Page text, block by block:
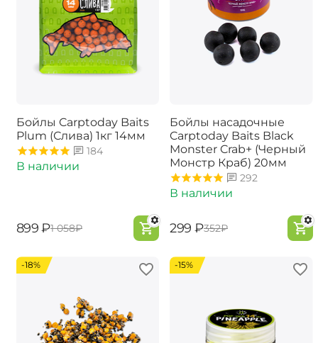
Бойлы Carptoday Baits
Plum (Слива) 1кг 14мм
184
В наличии
‍899‍ ₽‍1 058‍₽
Бойлы насадочные
Carptoday Baits Black
Monster Crab+ (Черный
Монстр Краб) 20мм
292
В наличии
‍299‍ ₽‍352‍₽
-18% -15%